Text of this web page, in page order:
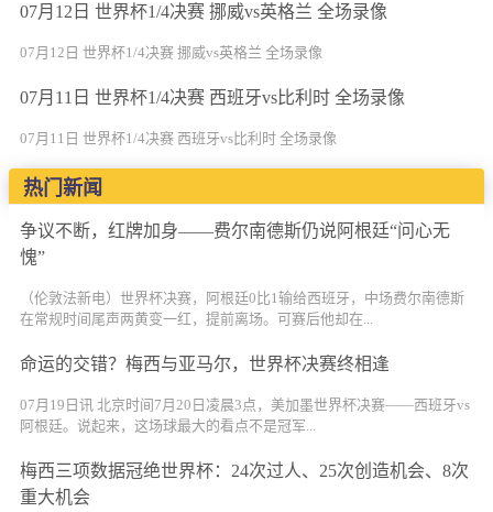
07月12日 世界杯1/4决赛 挪威vs英格兰 全场录像
07月12日 世界杯1/4决赛 挪威vs英格兰 全场录像
07月11日 世界杯1/4决赛 西班牙vs比利时 全场录像
07月11日 世界杯1/4决赛 西班牙vs比利时 全场录像
热门新闻
争议不断，红牌加身——费尔南德斯仍说阿根廷“问心无
愧”
（伦敦法新电）世界杯决赛，阿根廷0比1输给西班牙，中场费尔南德斯
在常规时间尾声两黄变一红，提前离场。可赛后他却在...
命运的交错？梅西与亚马尔，世界杯决赛终相逢
07月19日讯 北京时间7月20日凌晨3点，美加墨世界杯决赛——西班牙vs
阿根廷。说起来，这场球最大的看点不是冠军...
梅西三项数据冠绝世界杯：24次过人、25次创造机会、8次
重大机会